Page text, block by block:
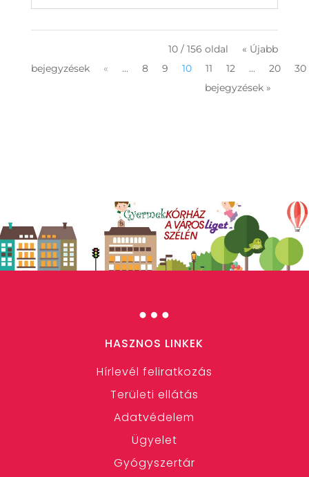
10 / 156 oldal
« Újabb
bejegyzések
« ... 8 9 10 11 12 ... 20
30
bejegyzések »
…
HASZNOS LINKEK
Hírlevél feliratkozás
Területi ellátás
Adatvédelem
Ügyelet
Gyógyszertár